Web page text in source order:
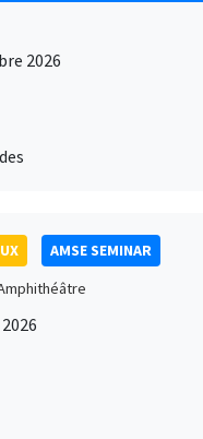
2026
AMSE SEMINAR